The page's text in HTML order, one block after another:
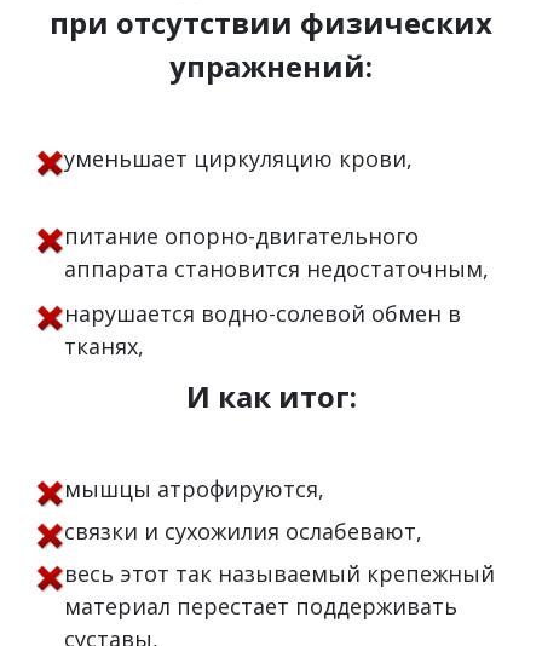
при отсутствии физических
упражнений:
уменьшает циркуляцию крови,
питание опорно-двигательного
аппарата становится недостаточным,
нарушается водно-солевой обмен в
тканях,
И как итог:
мышцы атрофируются,
связки и сухожилия ослабевают,
весь этот так называемый крепежный
материал перестает поддерживать
суставы,